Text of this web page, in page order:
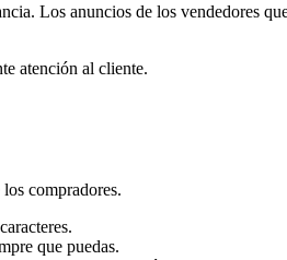
Los anuncios de los vendedores
atención al cliente.
compradores.
que puedas.